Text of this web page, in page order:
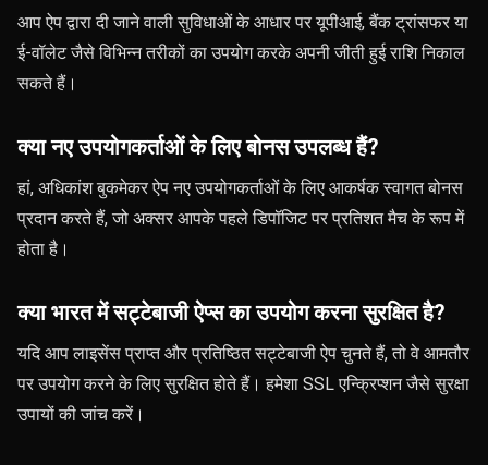
आप ऐप द्वारा दी जाने वाली सुविधाओं के आधार पर यूपीआई, बैंक ट्रांसफर या
ई-वॉलेट जैसे विभिन्न तरीकों का उपयोग करके अपनी जीती हुई राशि निकाल
सकते हैं।
क्या नए उपयोगकर्ताओं के लिए बोनस उपलब्ध हैं?
हां, अधिकांश बुकमेकर ऐप नए उपयोगकर्ताओं के लिए आकर्षक स्वागत बोनस
प्रदान करते हैं, जो अक्सर आपके पहले डिपॉजिट पर प्रतिशत मैच के रूप में
होता है।
क्या भारत में सट्टेबाजी ऐप्स का उपयोग करना सुरक्षित है?
यदि आप लाइसेंस प्राप्त और प्रतिष्ठित सट्टेबाजी ऐप चुनते हैं, तो वे आमतौर
पर उपयोग करने के लिए सुरक्षित होते हैं। हमेशा SSL एन्क्रिप्शन जैसे सुरक्षा
उपायों की जांच करें।